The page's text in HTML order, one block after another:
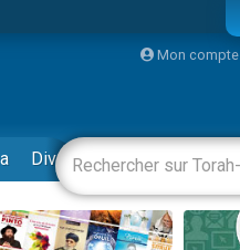
Mon compte
Divertissements Livres